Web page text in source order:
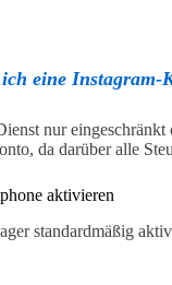
eine Instagram-
nur
da darüber alle
aktivieren
standardmäßig